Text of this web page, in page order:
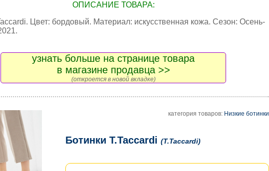
ОПИСАНИЕ ТОВАРА:
Цвет: бордовый. Материал: искусственная кожа. Сезон: Осень-
узнать больше на странице товара
в магазине продавца >>
(откроется в новой вкладке)
категория товаров: Низкие ботинки
Ботинки T.Taccardi (T.Taccardi)